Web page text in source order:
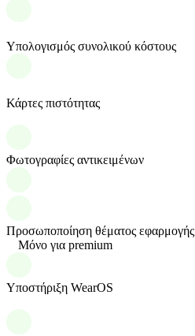
Υπολογισμός συνολικού κόστους
Κάρτες πιστότητας
Φωτογραφίες αντικειμένων
Προσωποποίηση θέματος εφαρμογής
Μόνο για premium
Υποστήριξη WearOS